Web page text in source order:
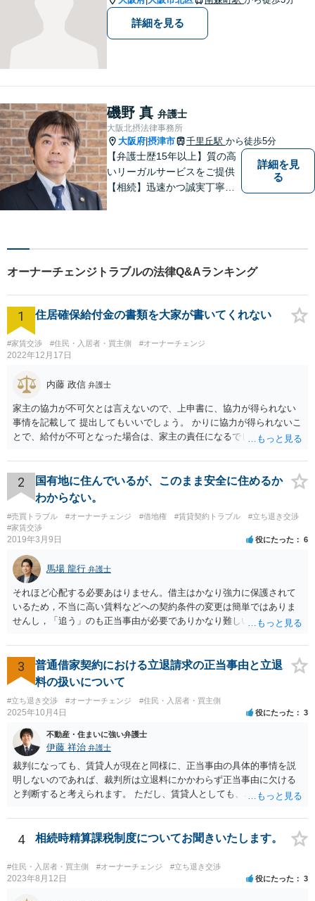
詳細を見る
磯野 真 弁護士
大阪北摂法律事務所
大阪府 摂津市 千里丘駅 から徒歩5分
【弁護士歴15年以上】質の高
いリーガルサービスをご提供
【相続】迅速かつ誠実丁寧な
作成／企業間トラブル／問題
社員の対応など。顧問契約も
可【オンライン面談】【千里
丘駅5分】
詳細を見
る
オーナーチェンジトラブルの法律Q&Aランキング
1 住居確保給付金の書類を大家が書いてくれない
#家賃交渉 #住民・入居者・買主側 #オーナーチェンジ
2022年12月17日
内藤 政信 弁護士
家主の協力が不可欠とは言えないので、上申書に、協力が得られない
事情を記載して 提出してもいいでしょう。 かりに協力が得られないこ
とで、給付が不可となった場合は、家主の責任になるでしょう。
2
国有地に住んでいるが、このまま安全に住めるか
わからない。
#売買トラブル #オーナーチェンジ #借地権 #賃貸契約トラブル
#立ち退き交渉
#家賃交渉
2019年3月9日 役にたった 6
馬場 龍行 弁護士
それほど心配する必要あはりません。借主はかなり強力に保護されて
いるため，不当に高い賃料などへの契約条件の変更は簡単ではありま
せんし，「追う」のも正当事由が必要でありかなり難しいのです。 周
い条件で立退料等を支払ってもらえるかもしれません。 なので無理し
て所有権を取得する必要はないと思いますが，まずは価格ですよね。
ローンが組めないということはないと思いますが，金融機関に相談さ
れてみてはいかがでしょうか。 買うとしたら，という条件をしっかり
把握して，その上で，買うか，借り続けるか，というのはどちらにも
メリットデメリットありますので価値判断の問題といえそうです。
3
普通借家契約における立退請求の正当事由と立退
料の扱いについて
#立ち退き交渉 #オーナーチェンジ #住民・入居者・買主側
2025年10月4日 役にたった 3
不動産・住まいに強い弁護士
伊藤 祥治 弁護士
裁判になっても、賃貸人が現在と同様に、正当事由の具体的事情を説
明しないのであれば、裁判所は立退料にかかわらず正当事由に欠ける
と判断すると考えられます。 ただし、賃貸人としても、裁判を始める
資料を作成する、などの準備をするのが通常です。 その場合には、一
応の正当事由があるので立退料と引き換えに明渡請求が認められるこ
ともありますし、それでも一応の正当事由もないとして立退料にかか
わらず正当事由に欠けるとして明渡請求が認められないこともありま
す。
4 相続時精算課税制度についてお聞きいたします。
#住民・入居者・買主側 #オーナーチェンジ #立ち退き交渉
2023年8月12日 役にたった 3